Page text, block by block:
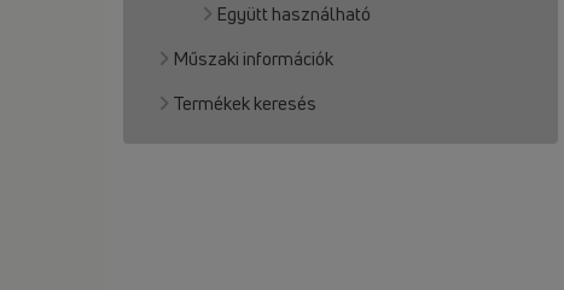
Együtt használható
Műszaki információk
Termékek keresés